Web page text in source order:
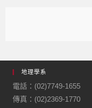
地理學系
電話：(02)7749-1655
傳真：(02)2369-1770